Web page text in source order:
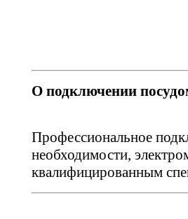
О подключении
Профессиональное
необходимости,
квалифицированным